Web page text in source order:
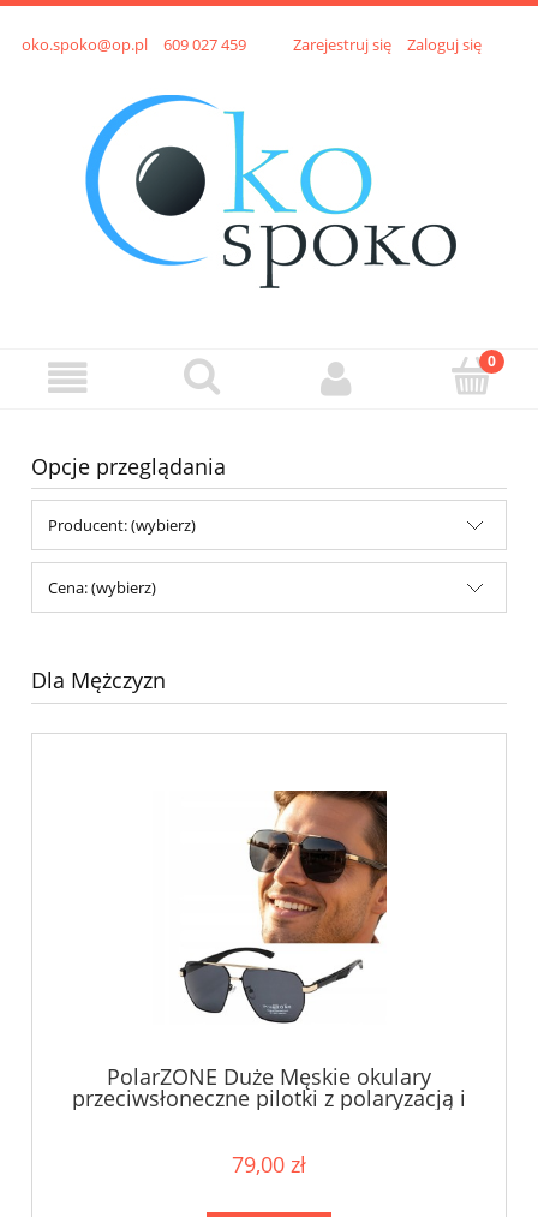
oko.spoko@op.pl 609 027 459 Zarejestruj się Zaloguj się
Opcje przeglądania
Producent: (wybierz)
Cena: (wybierz)
Dla Mężczyzn
PolarZONE Duże Męskie okulary
przeciwsłoneczne pilotki z polaryzacją i
filtrem UV400
79,00 zł